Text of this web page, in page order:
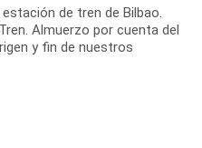
de tren de Bilbao.
Almuerzo por cuenta del
y fin de nuestros